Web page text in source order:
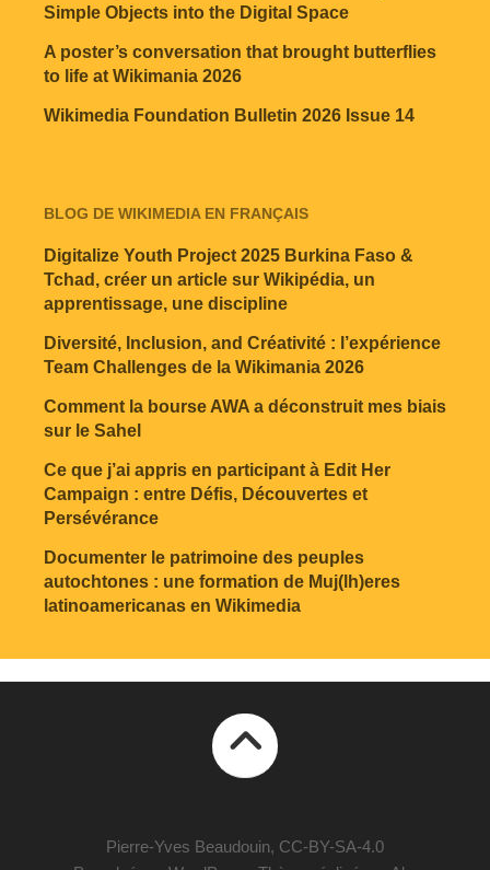
Simple Objects into the Digital Space
A poster’s conversation that brought butterflies
to life at Wikimania 2026
Wikimedia Foundation Bulletin 2026 Issue 14
BLOG DE WIKIMEDIA EN FRANÇAIS
Digitalize Youth Project 2025 Burkina Faso &
Tchad, créer un article sur Wikipédia, un
apprentissage, une discipline
Diversité, Inclusion, and Créativité : l’expérience
Team Challenges de la Wikimania 2026
Comment la bourse AWA a déconstruit mes biais
sur le Sahel
Ce que j’ai appris en participant à Edit Her
Campaign : entre Défis, Découvertes et
Persévérance
Documenter le patrimoine des peuples
autochtones : une formation de Muj(lh)eres
latinoamericanas en Wikimedia
Pierre-Yves Beaudouin, CC-BY-SA-4.0